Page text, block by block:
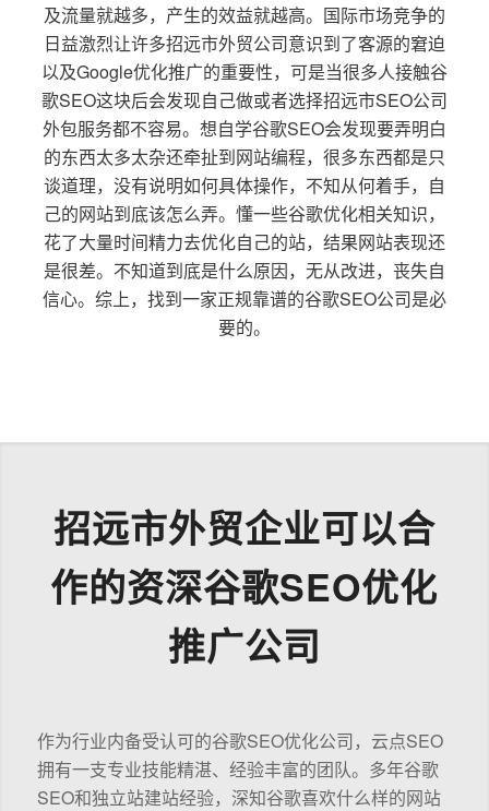
及流量就越多，产生的效益就越高。国际市场竞争的
日益激烈让许多招远市外贸公司意识到了客源的窘迫
以及Google优化推广的重要性，可是当很多人接触谷
歌SEO这块后会发现自己做或者选择招远市SEO公司
外包服务都不容易。想自学谷歌SEO会发现要弄明白
的东西太多太杂还牵扯到网站编程，很多东西都是只
谈道理，没有说明如何具体操作，不知从何着手，自
己的网站到底该怎么弄。懂一些谷歌优化相关知识，
花了大量时间精力去优化自己的站，结果网站表现还
是很差。不知道到底是什么原因，无从改进，丧失自
信心。综上，找到一家正规靠谱的谷歌SEO公司是必
要的。
招远市外贸企业可以合
作的资深谷歌SEO优化
推广公司
作为行业内备受认可的谷歌SEO优化公司，云点SEO
拥有一支专业技能精湛、经验丰富的团队。多年谷歌
SEO和独立站建站经验，深知谷歌喜欢什么样的网站